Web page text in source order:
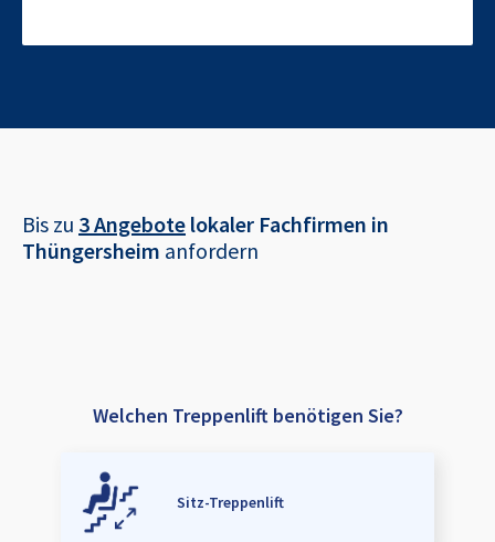
Bis zu 3 Angebote lokaler Fachfirmen in
Thüngersheim anfordern
Welchen Treppenlift benötigen Sie?
Sitz-Treppenlift